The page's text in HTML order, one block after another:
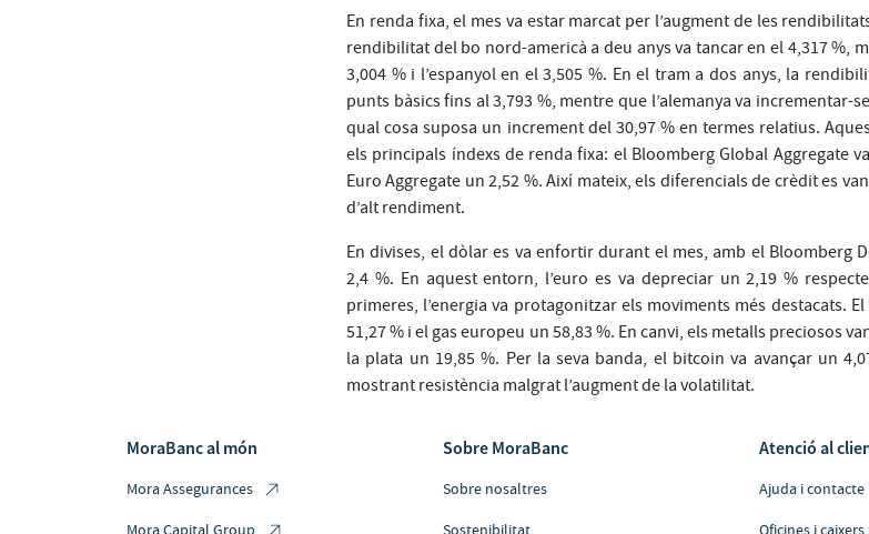
En renda fixa, el mes va estar marcat per l’augment de les
rendibilitat del bo nord-americà a deu anys va tancar en el 4,317 %,
3,004 % i l’espanyol en el 3,505 %. En el tram a dos anys, la
punts bàsics fins al 3,793 %, mentre que l’alemanya va incrementar-
qual cosa suposa un increment del 30,97 % en termes relatius.
els principals índexs de renda fixa: el Bloomberg Global Aggregate
Euro Aggregate un 2,52 %. Així mateix, els diferencials de crèdit es
d’alt rendiment.
En divises, el dòlar es va enfortir durant el mes, amb el Bloomberg
2,4 %. En aquest entorn, l’euro es va depreciar un 2,19 %
primeres, l’energia va protagonitzar els moviments més destacats.
51,27 % i el gas europeu un 58,83 %. En canvi, els metalls preciosos
la plata un 19,85 %. Per la seva banda, el bitcoin va avançar un
mostrant resistència malgrat l’augment de la volatilitat.
MoraBanc al món
Mora Assegurances
Sobre MoraBanc
Sobre nosaltres
Atenció al
Ajuda i contacte